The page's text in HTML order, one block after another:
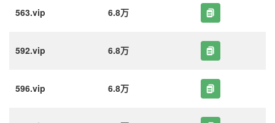
563.vip 6.8万
592.vip 6.8万
596.vip 6.8万